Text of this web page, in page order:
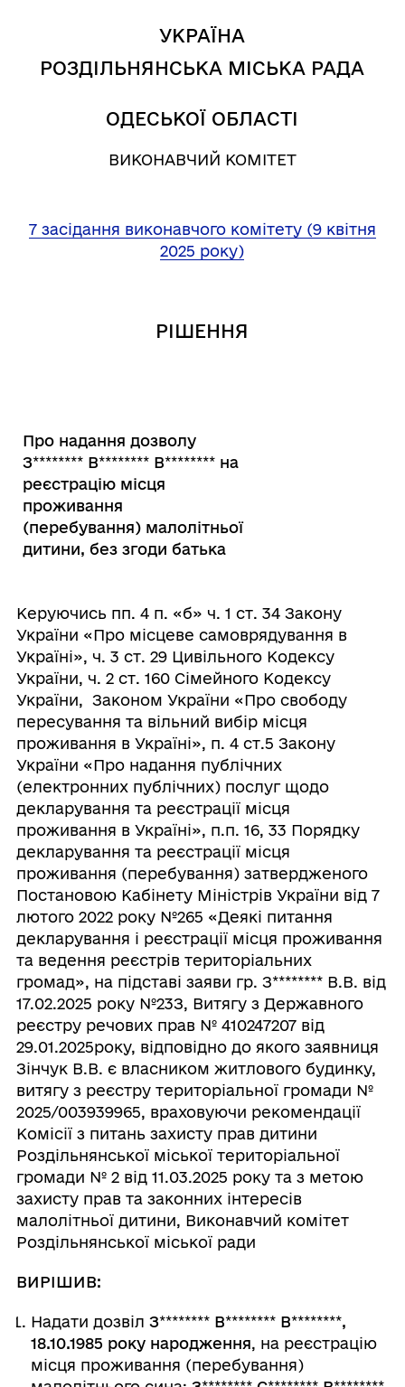
УКРАЇНА
РОЗДІЛЬНЯНСЬКА МІСЬКА РАДА
ОДЕСЬКОЇ ОБЛАСТІ
ВИКОНАВЧИЙ КОМІТЕТ
7 засідання виконавчого комітету (9 квітня
2025 року)
РІШЕННЯ
Про надання дозволу
З********В********В******** на
реєстрацію місця
проживання
(перебування) малолітньої
дитини, без згоди батька
Керуючись пп. 4 п. «б» ч. 1 ст. 34 Закону
України «Про місцеве самоврядування в
Україні», ч. 3 ст. 29 Цивільного Кодексу
України, ч. 2 ст. 160 Сімейного Кодексу
України, Законом України «Про свободу
пересування та вільний вибір місця
проживання в Україні», п. 4 ст.5 Закону
України «Про надання публічних
(електронних публічних) послуг щодо
декларування та реєстрації місця
проживання в Україні», п.п. 16, 33 Порядку
декларування та реєстрації місця
проживання (перебування) затвердженого
Постановою Кабінету Міністрів України від 7
лютого 2022 року №265 «Деякі питання
декларування і реєстрації місця проживання
та ведення реєстрів територіальних
громад», на підставі заяви гр. З******** В.В. від
17.02.2025 року №23З, Витягу з Державного
реєстру речових прав № 410247207 від
29.01.2025року, відповідно до якого заявниця
Зінчук В.В. є власником житлового будинку,
витягу з реєстру територіальної громади №
2025/003939965, враховуючи рекомендації
Комісії з питань захисту прав дитини
Роздільнянської міської територіальної
громади № 2 від 11.03.2025 року та з метою
захисту прав та законних інтересів
малолітньої дитини, Виконавчий комітет
Роздільнянської міської ради
ВИРІШИВ:
Надати дозвіл З********В********В********,
18.10.1985 року народження, на реєстрацію
місця проживання (перебування)